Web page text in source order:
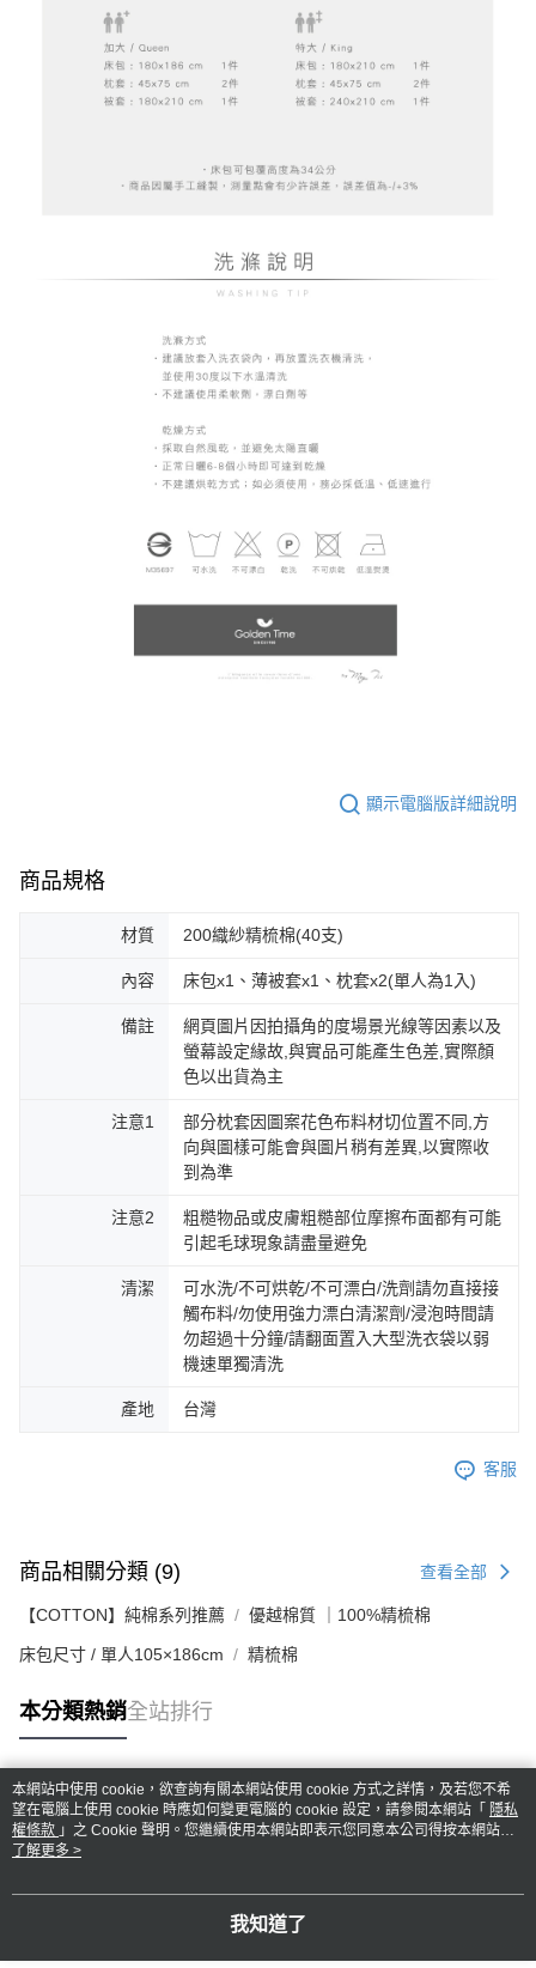
顯示電腦版詳細說明
商品規格
材質 200織紗精梳棉(40支)
內容 床包x1、薄被套x1、枕套x2(單人為1入)
備註
網頁圖片因拍攝角的度場景光線等因素以及
螢幕設定緣故,與實品可能產生色差,實際顏
色以出貨為主
注意1
部分枕套因圖案花色布料材切位置不同,方
向與圖樣可能會與圖片稍有差異,以實際收
到為準
注意2
粗糙物品或皮膚粗糙部位摩擦布面都有可能
引起毛球現象請盡量避免
清潔
可水洗/不可烘乾/不可漂白/洗劑請勿直接接
觸布料/勿使用強力漂白清潔劑/浸泡時間請
勿超過十分鐘/請翻面置入大型洗衣袋以弱
機速單獨清洗
產地 台灣
客服
商品相關分類 (9) 查看全部
【COTTON】純棉系列推薦 優越棉質 ｜100%精梳棉
床包尺寸 / 單人105×186cm 精梳棉
本分類熱銷全站排行
熱門標籤
本網站中使用 cookie，欲查詢有關本網站使用 cookie 方式之詳情，及若您不希
望在電腦上使用 cookie 時應如何變更電腦的 cookie 設定，請參閱本網站「 隱私
權條款 」之 Cookie 聲明。您繼續使用本網站即表示您同意本公司得按本網站使
用條款之 Cookie 聲明使用 cookie。
了解更多 >
我知道了